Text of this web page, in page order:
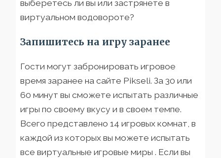
выберетесь ли вы или застрянете в
виртуальном водовороте?
Запишитесь на игру заранее
Гости могут забронировать игровое
время заранее на сайте Pikseli. За 30 или
60 минут вы сможете испытать различные
игры по своему вкусу и в своем темпе.
Всего представлено 14 игровых комнат, в
каждой из которых вы можете испытать
все виртуальные игровые миры . Если вы